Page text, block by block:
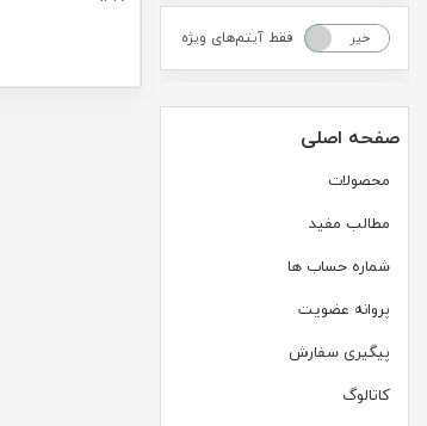
بله خیر فقط آیتم‌های ویژه
صفحه اصلی
محصولات
مطالب مفید
شماره حساب ها
پروانه عضویت
پیگیری سفارش
کاتالوگ